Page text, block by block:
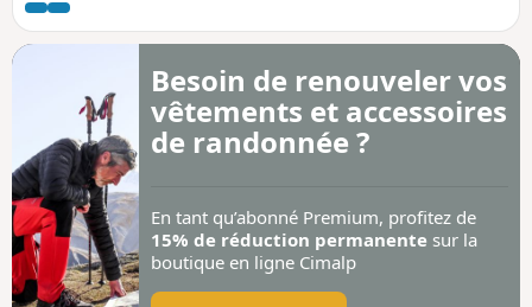
Besoin de renouveler vos
vêtements et accessoires
de randonnée ?
En tant qu’abonné Premium, profitez de
15% de réduction permanente sur la
boutique en ligne Cimalp